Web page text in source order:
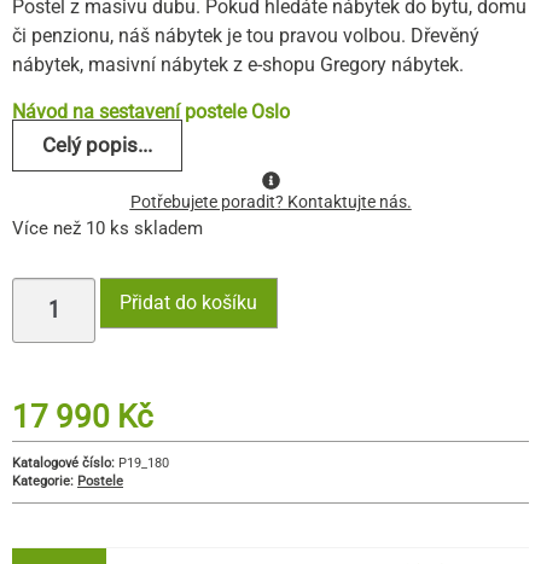
Postel z masivu dubu. Pokud hledáte nábytek do bytu, domu
či penzionu, náš nábytek je tou pravou volbou. Dřevěný
nábytek, masivní nábytek z e-shopu Gregory nábytek.
Návod na sestavení postele Oslo
Celý popis...
Potřebujete poradit? Kontaktujte nás.
Více než 10 ks skladem
Přidat do košíku
17 990 Kč
Katalogové číslo: P19_180
Kategorie: Postele